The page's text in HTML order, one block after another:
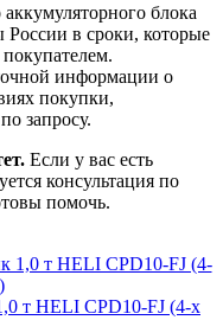
аккумуляторного блока
России в сроки, которые
информации о
покупки,
запросу.
Если у вас есть
консультация по
помочь.
т HELI CPD10-FJ (4-х